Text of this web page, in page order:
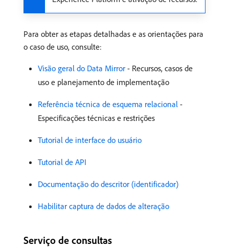
Para obter as etapas detalhadas e as orientações para
o caso de uso, consulte:
Visão geral do Data Mirror - Recursos, casos de
uso e planejamento de implementação
Referência técnica de esquema relacional -
Especificações técnicas e restrições
Tutorial de interface do usuário
Tutorial de API
Documentação do descritor (identificador)
Habilitar captura de dados de alteração
Serviço de consultas